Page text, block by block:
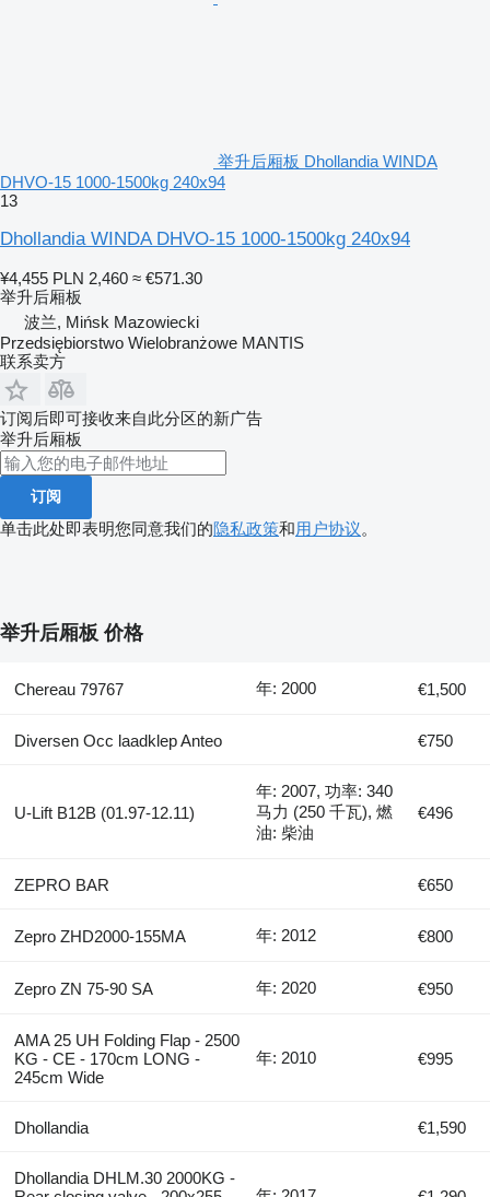
举升后厢板 Dhollandia WINDA
DHVO-15 1000-1500kg 240x94
13
Dhollandia WINDA DHVO-15 1000-1500kg 240x94
¥4,455 PLN 2,460 ≈ €571.30
举升后厢板
波兰, Mińsk Mazowiecki
Przedsiębiorstwo Wielobranżowe MANTIS
联系卖方
订阅后即可接收来自此分区的新广告
举升后厢板
订阅
单击此处即表明您同意我们的隐私政策和用户协议。
举升后厢板 价格
Chereau 79767 年: 2000 €1,500
Diversen Occ laadklep Anteo €750
U-Lift B12B (01.97-12.11)
年: 2007, 功率: 340
马力 (250 千瓦), 燃
油: 柴油
€496
ZEPRO BAR €650
Zepro ZHD2000-155MA 年: 2012 €800
Zepro ZN 75-90 SA 年: 2020 €950
AMA 25 UH Folding Flap - 2500
KG - CE - 170cm LONG -
245cm Wide
年: 2010 €995
Dhollandia €1,590
Dhollandia DHLM.30 2000KG -